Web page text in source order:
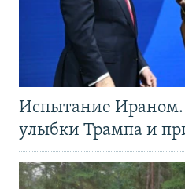
Испытание Ираном.
улыбки Трампа и